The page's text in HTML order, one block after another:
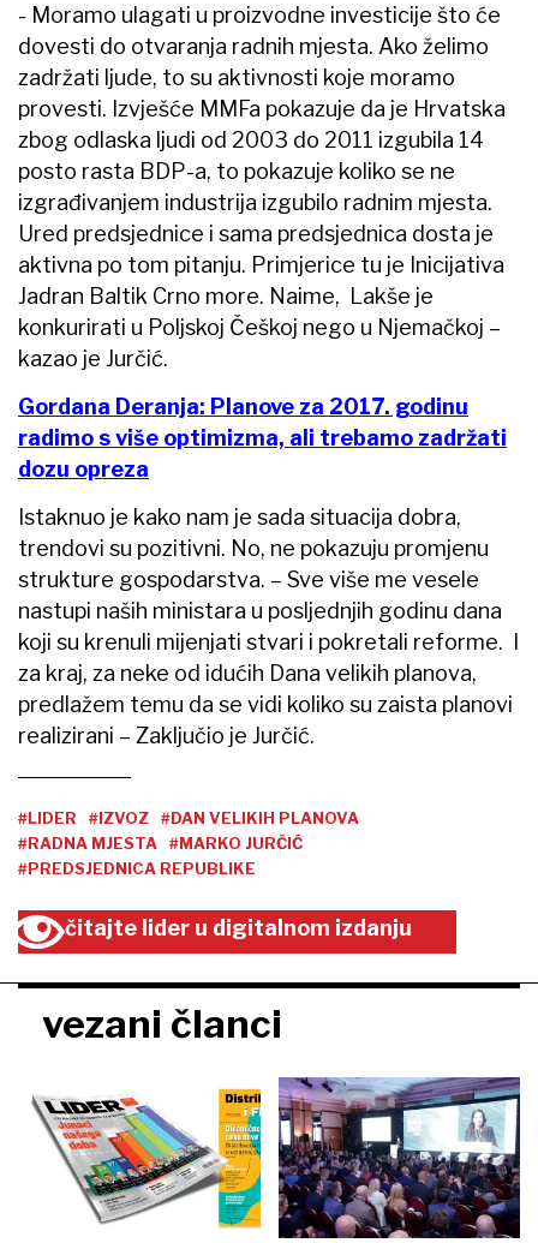
- Moramo ulagati u proizvodne investicije što će
dovesti do otvaranja radnih mjesta. Ako želimo
zadržati ljude, to su aktivnosti koje moramo
provesti. Izvješće MMFa pokazuje da je Hrvatska
zbog odlaska ljudi od 2003 do 2011 izgubila 14
posto rasta BDP-a, to pokazuje koliko se ne
izgrađivanjem industrija izgubilo radnim mjesta.
Ured predsjednice i sama predsjednica dosta je
aktivna po tom pitanju. Primjerice tu je Inicijativa
Jadran Baltik Crno more. Naime, Lakše je
konkurirati u Poljskoj Češkoj nego u Njemačkoj –
kazao je Jurčić.
Gordana Deranja: Planove za 2017. godinu
radimo s više optimizma, ali trebamo zadržati
dozu opreza
Istaknuo je kako nam je sada situacija dobra,
trendovi su pozitivni. No, ne pokazuju promjenu
strukture gospodarstva. – Sve više me vesele
nastupi naših ministara u posljednjih godinu dana
koji su krenuli mijenjati stvari i pokretali reforme. I
za kraj, za neke od idućih Dana velikih planova,
predlažem temu da se vidi koliko su zaista planovi
realizirani – Zaključio je Jurčić.
#LIDER #IZVOZ
#DAN VELIKIH PLANOVA
#RADNA MJESTA
#MARKO JURČIĆ
#PREDSJEDNICA REPUBLIKE
čitajte lider u digitalnom izdanju
vezani članci